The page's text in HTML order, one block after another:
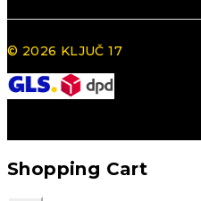
© 2026 KLJUČ 17
Shopping Cart